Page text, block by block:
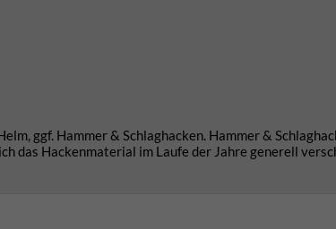
ggf. Hammer & Schlaghacken. Hammer &
das Hackenmaterial im Laufe der Jahre generell